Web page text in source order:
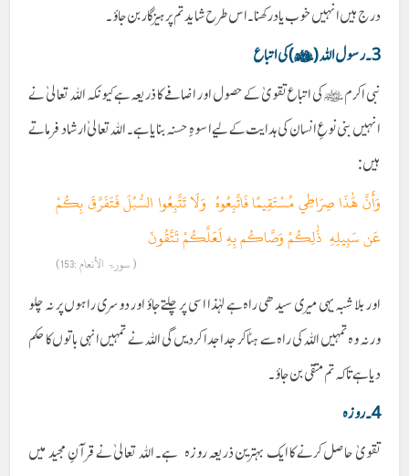
درج ہیں انہیں خوب یاد رکھنا۔ اس طرح شاید تم پرہیزگار بن جاؤ۔
3۔ رسول اللہ (ﷺ) کی اتباع
نبی اکرم ﷺ کی اتباع تقویٰ کے حصول اور اضافے کا ذریعہ ہے کیونکہ اللہ تعالیٰ نے
انہیں بنی نوعِ انسان کی ہدایت کے لیے اسوہِ حسنہ بنایا ہے۔ اللہ تعالیٰ ارشاد فرماتے
ہیں:
وَأَنَّ هَٰذَا صِرَاطِي مُسْتَقِيمًا فَاتَّبِعُوهُ وَلَا تَتَّبِعُوا السُّبُلَ فَتَفَرَّقَ بِكُمْ
عَن سَبِيلِهِ ذَٰلِكُمْ وَصَّاكُم بِهِ لَعَلَّكُمْ تَتَّقُونَ
( سورۃ الأنعام :153)
اور بلا شبہ یہی میری سیدھی راہ ہے لہٰذا اسی پر چلتے جاؤ اور دوسری راہوں پر نہ چلو
ورنہ وہ تمہیں اللہ کی راہ سے ہٹا کر جدا جدا کردیں گی اللہ نے تمہیں انہی باتوں کا حکم
دیا ہے تاکہ تم متقی بن جاؤ ۔
4۔ روزہ
تقویٰ حاصل کرنے کا ایک بہترین ذریعہ روزہ ہے۔ اللہ تعالیٰ نے قرآنِ مجید میں